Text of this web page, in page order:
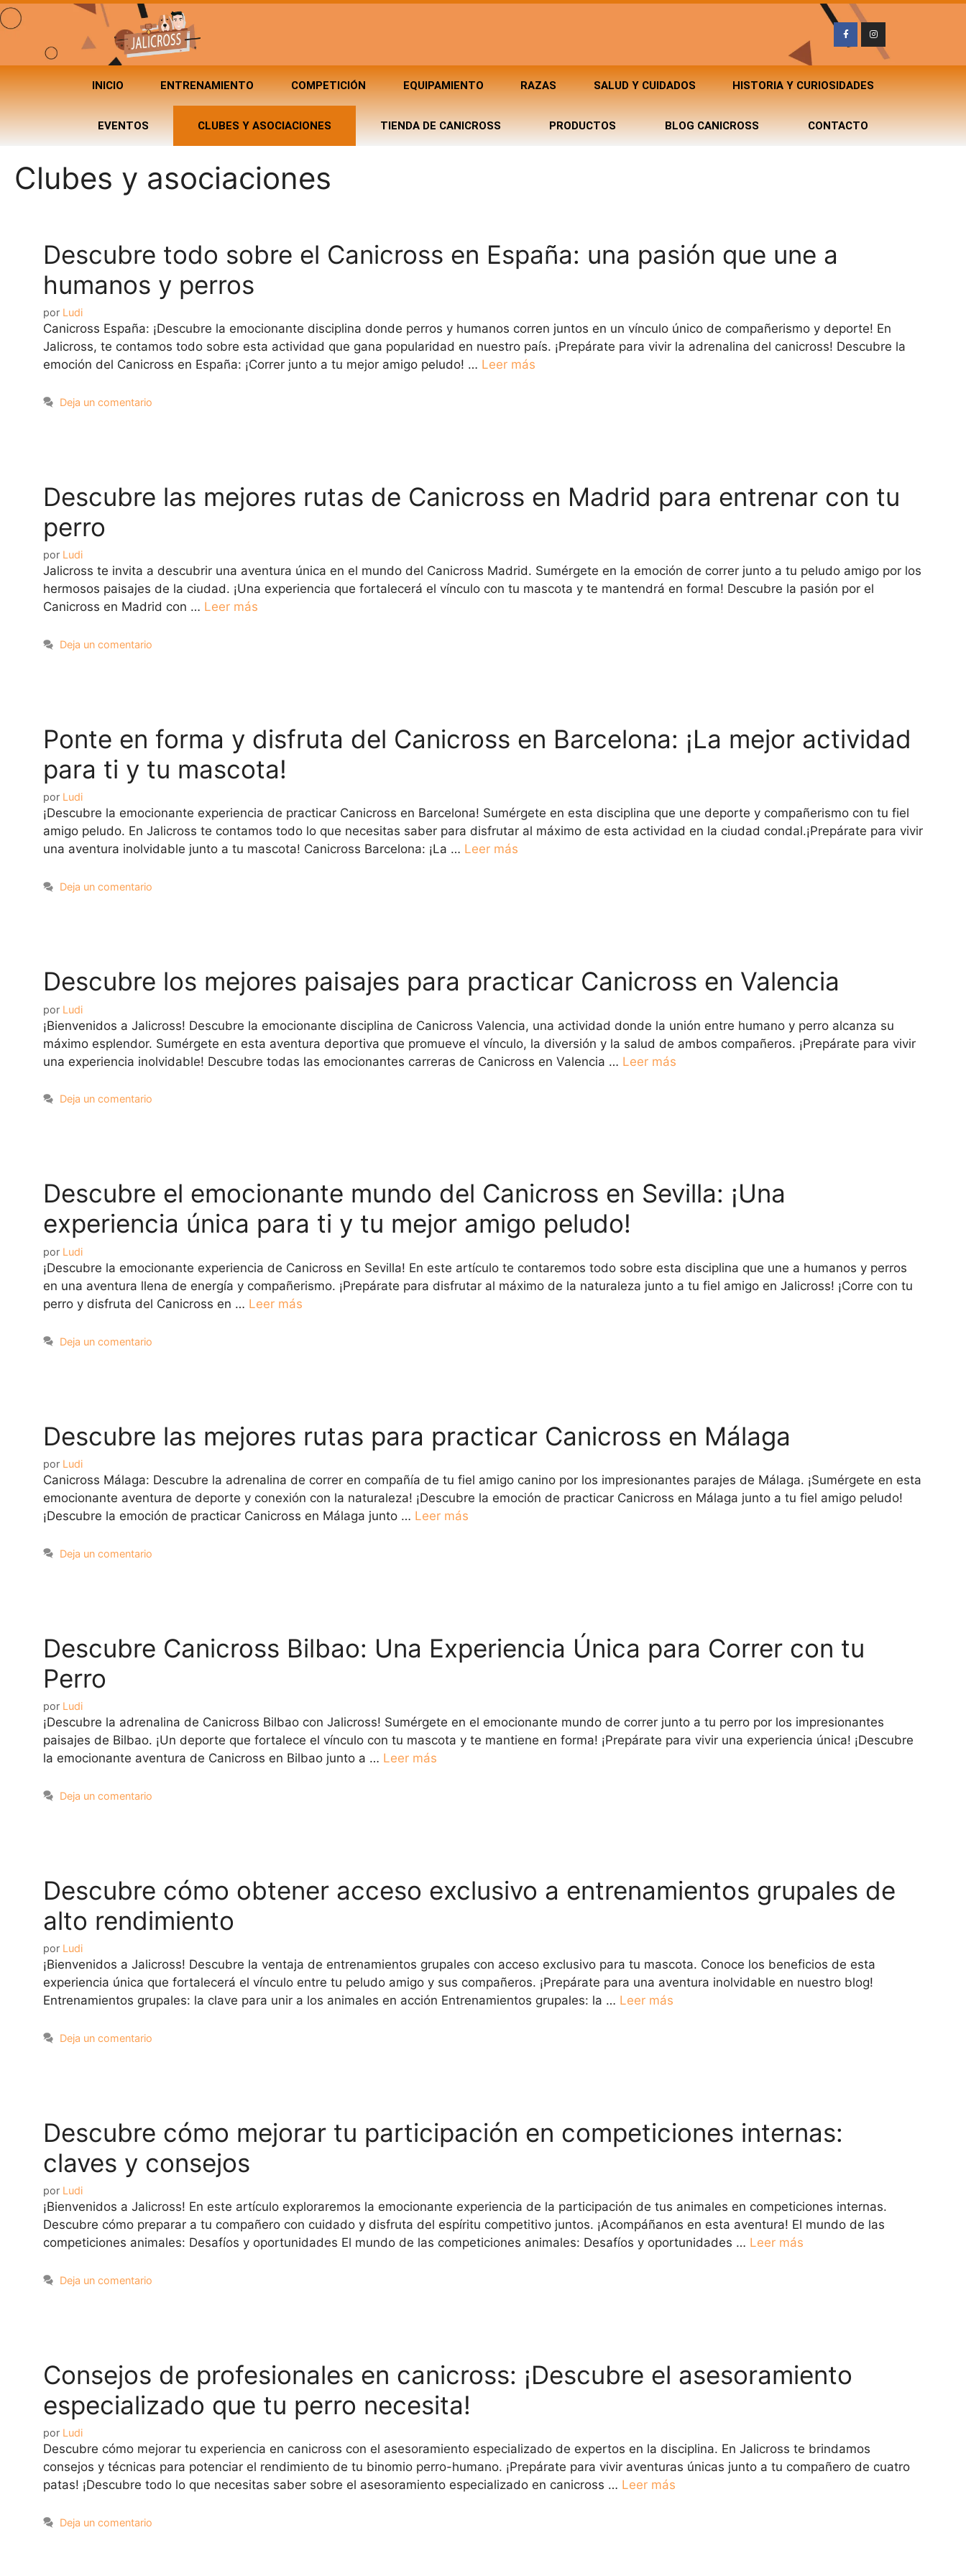
INICIO ENTRENAMIENTO COMPETICIÓN EQUIPAMIENTO RAZAS SALUD Y CUIDADOS HISTORIA Y CURIOSIDADES
EVENTOS CLUBES Y ASOCIACIONES TIENDA DE CANICROSS PRODUCTOS BLOG CANICROSS CONTACTO
Clubes y asociaciones
Descubre todo sobre el Canicross en España: una pasión que une a
humanos y perros
por Ludi
Canicross España: ¡Descubre la emocionante disciplina donde perros y humanos corren juntos en un vínculo único de compañerismo y deporte! En
Jalicross, te contamos todo sobre esta actividad que gana popularidad en nuestro país. ¡Prepárate para vivir la adrenalina del canicross! Descubre la
emoción del Canicross en España: ¡Correr junto a tu mejor amigo peludo! … Leer más
Deja un comentario
Descubre las mejores rutas de Canicross en Madrid para entrenar con tu
perro
por Ludi
Jalicross te invita a descubrir una aventura única en el mundo del Canicross Madrid. Sumérgete en la emoción de correr junto a tu peludo amigo por los
hermosos paisajes de la ciudad. ¡Una experiencia que fortalecerá el vínculo con tu mascota y te mantendrá en forma! Descubre la pasión por el
Canicross en Madrid con … Leer más
Deja un comentario
Ponte en forma y disfruta del Canicross en Barcelona: ¡La mejor actividad
para ti y tu mascota!
por Ludi
¡Descubre la emocionante experiencia de practicar Canicross en Barcelona! Sumérgete en esta disciplina que une deporte y compañerismo con tu fiel
amigo peludo. En Jalicross te contamos todo lo que necesitas saber para disfrutar al máximo de esta actividad en la ciudad condal.¡Prepárate para vivir
una aventura inolvidable junto a tu mascota! Canicross Barcelona: ¡La … Leer más
Deja un comentario
Descubre los mejores paisajes para practicar Canicross en Valencia
por Ludi
¡Bienvenidos a Jalicross! Descubre la emocionante disciplina de Canicross Valencia, una actividad donde la unión entre humano y perro alcanza su
máximo esplendor. Sumérgete en esta aventura deportiva que promueve el vínculo, la diversión y la salud de ambos compañeros. ¡Prepárate para vivir
una experiencia inolvidable! Descubre todas las emocionantes carreras de Canicross en Valencia … Leer más
Deja un comentario
Descubre el emocionante mundo del Canicross en Sevilla: ¡Una
experiencia única para ti y tu mejor amigo peludo!
por Ludi
¡Descubre la emocionante experiencia de Canicross en Sevilla! En este artículo te contaremos todo sobre esta disciplina que une a humanos y perros
en una aventura llena de energía y compañerismo. ¡Prepárate para disfrutar al máximo de la naturaleza junto a tu fiel amigo en Jalicross! ¡Corre con tu
perro y disfruta del Canicross en … Leer más
Deja un comentario
Descubre las mejores rutas para practicar Canicross en Málaga
por Ludi
Canicross Málaga: Descubre la adrenalina de correr en compañía de tu fiel amigo canino por los impresionantes parajes de Málaga. ¡Sumérgete en esta
emocionante aventura de deporte y conexión con la naturaleza! ¡Descubre la emoción de practicar Canicross en Málaga junto a tu fiel amigo peludo!
¡Descubre la emoción de practicar Canicross en Málaga junto … Leer más
Deja un comentario
Descubre Canicross Bilbao: Una Experiencia Única para Correr con tu
Perro
por Ludi
¡Descubre la adrenalina de Canicross Bilbao con Jalicross! Sumérgete en el emocionante mundo de correr junto a tu perro por los impresionantes
paisajes de Bilbao. ¡Un deporte que fortalece el vínculo con tu mascota y te mantiene en forma! ¡Prepárate para vivir una experiencia única! ¡Descubre
la emocionante aventura de Canicross en Bilbao junto a … Leer más
Deja un comentario
Descubre cómo obtener acceso exclusivo a entrenamientos grupales de
alto rendimiento
por Ludi
¡Bienvenidos a Jalicross! Descubre la ventaja de entrenamientos grupales con acceso exclusivo para tu mascota. Conoce los beneficios de esta
experiencia única que fortalecerá el vínculo entre tu peludo amigo y sus compañeros. ¡Prepárate para una aventura inolvidable en nuestro blog!
Entrenamientos grupales: la clave para unir a los animales en acción Entrenamientos grupales: la … Leer más
Deja un comentario
Descubre cómo mejorar tu participación en competiciones internas:
claves y consejos
por Ludi
¡Bienvenidos a Jalicross! En este artículo exploraremos la emocionante experiencia de la participación de tus animales en competiciones internas.
Descubre cómo preparar a tu compañero con cuidado y disfruta del espíritu competitivo juntos. ¡Acompáñanos en esta aventura! El mundo de las
competiciones animales: Desafíos y oportunidades El mundo de las competiciones animales: Desafíos y oportunidades … Leer más
Deja un comentario
Consejos de profesionales en canicross: ¡Descubre el asesoramiento
especializado que tu perro necesita!
por Ludi
Descubre cómo mejorar tu experiencia en canicross con el asesoramiento especializado de expertos en la disciplina. En Jalicross te brindamos
consejos y técnicas para potenciar el rendimiento de tu binomio perro-humano. ¡Prepárate para vivir aventuras únicas junto a tu compañero de cuatro
patas! ¡Descubre todo lo que necesitas saber sobre el asesoramiento especializado en canicross … Leer más
Deja un comentario